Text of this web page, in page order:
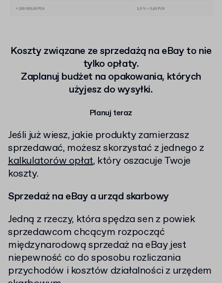
Koszty związane ze sprzedażą na eBay to nie
tylko opłaty.
Zaplanuj budżet na opakowania, których
użyjesz do wysyłki.
Planuj teraz
Jeśli już wiesz, jakie produkty zamierzasz
sprzedawać, możesz skorzystać z jednego z
kalkulatorów opłat, który oszacuje Twoje
koszty.
Sprzedaż na eBay a urząd skarbowy
Jedną z rzeczy, która spędza sen z powiek
sprzedawcom chcącym rozpocząć
międzynarodową sprzedaż na eBay jest
niepewność co do sposobu rozliczania
przychodów i kosztów działalności z urzędem